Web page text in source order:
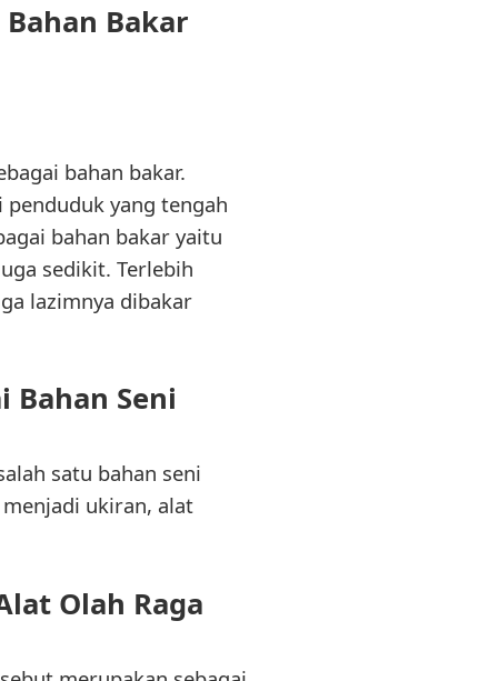
Bahan Bakar
bahan bakar.
yang tengah
bahan bakar yaitu
sedikit. Terlebih
lazimnya dibakar
Bahan Seni
satu bahan seni
ukiran, alat
Olah Raga